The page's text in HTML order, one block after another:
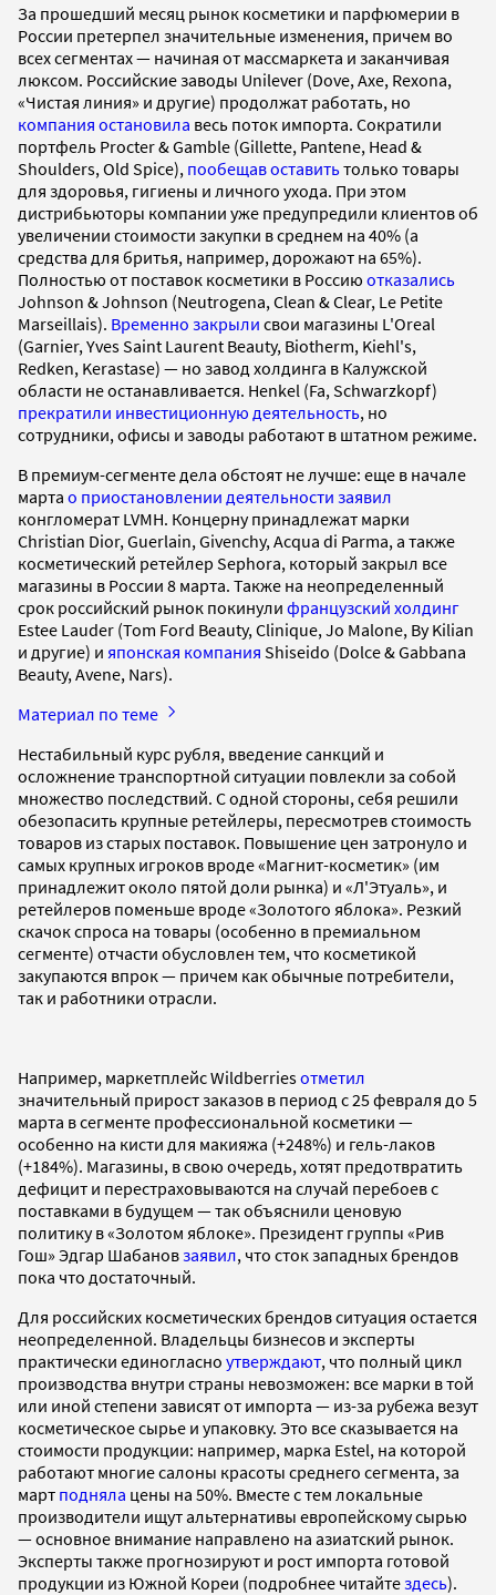
За прошедший месяц рынок косметики и парфюмерии в
России претерпел значительные изменения, причем во
всех сегментах — начиная от массмаркета и заканчивая
люксом. Российские заводы Unilever (Dove, Axe, Rexona,
«Чистая линия» и другие) продолжат работать, но
компания остановила весь поток импорта. Сократили
портфель Procter & Gamble (Gillette, Pantene, Head &
Shoulders, Old Spice), пообещав оставитьтолько товары
для здоровья, гигиены и личного ухода. При этом
дистрибьюторы компании уже предупредили клиентов об
увеличении стоимости закупки в среднем на 40% (а
средства для бритья, например, дорожают на 65%).
Полностью от поставок косметики в Россию отказались
Johnson & Johnson (Neutrogena, Clean & Clear, Le Petite
Marseillais). Временно закрыли свои магазины L'Oreal
(Garnier, Yves Saint Laurent Beauty, Biotherm, Kiehl's,
Redken, Kerastase) — но завод холдинга в Калужской
области не останавливается. Henkel (Fa, Schwarzkopf)
прекратили инвестиционную деятельность, но
сотрудники, офисы и заводы работают в штатном режиме.
В премиум-сегменте дела обстоят не лучше: еще в начале
марта о приостановлении деятельности заявил
конгломерат LVMH. Концерну принадлежат марки
Christian Dior, Guerlain, Givenchy, Acqua di Parma, а также
косметический ретейлер Sephora, который закрыл все
магазины в России 8 марта. Также на неопределенный
срок российский рынок покинули французский холдинг
Estee Lauder (Tom Ford Beauty, Clinique, Jo Malone, By Kilian
и другие) и японская компания Shiseido (Dolce & Gabbana
Beauty, Avene, Nars).
Материал по теме
Нестабильный курс рубля, введение санкций и
осложнение транспортной ситуации повлекли за собой
множество последствий. С одной стороны, себя решили
обезопасить крупные ретейлеры, пересмотрев стоимость
товаров из старых поставок. Повышение цен затронуло и
самых крупных игроков вроде «Магнит-косметик» (им
принадлежит около пятой доли рынка) и «Л'Этуаль», и
ретейлеров поменьше вроде «Золотого яблока». Резкий
скачок спроса на товары (особенно в премиальном
сегменте) отчасти обусловлен тем, что косметикой
закупаются впрок — причем как обычные потребители,
так и работники отрасли.
Например, маркетплейс Wildberriesотметил
значительный прирост заказов в период с 25 февраля до 5
марта в сегменте профессиональной косметики —
особенно на кисти для макияжа (+248%) и гель-лаков
(+184%). Магазины, в свою очередь, хотят предотвратить
дефицит и перестраховываются на случай перебоев с
поставками в будущем — так объяснили ценовую
политику в «Золотом яблоке». Президент группы «Рив
Гош» Эдгар Шабановзаявил, что сток западных брендов
пока что достаточный.
Для российских косметических брендов ситуация остается
неопределенной. Владельцы бизнесов и эксперты
практически единогласно утверждают, что полный цикл
производства внутри страны невозможен: все марки в той
или иной степени зависят от импорта — из-за рубежа везут
косметическое сырье и упаковку. Это все сказывается на
стоимости продукции: например, марка Estel, на которой
работают многие салоны красоты среднего сегмента, за
март подняла цены на 50%. Вместе с тем локальные
производители ищут альтернативы европейскому сырью
— основное внимание направлено на азиатский рынок.
Эксперты также прогнозируют и рост импорта готовой
продукции из Южной Кореи (подробнее читайтездесь).